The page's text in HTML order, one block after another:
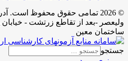
© 2026 تمامی حقوق محفوظ است.
ساختمان معین
جستجو